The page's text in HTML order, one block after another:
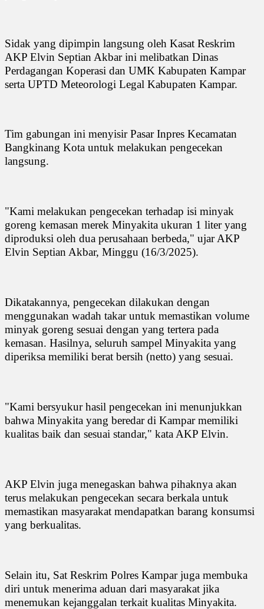
Sidak yang dipimpin langsung oleh Kasat Reskrim
AKP Elvin Septian Akbar ini melibatkan Dinas
Perdagangan Koperasi dan UMK Kabupaten Kampar
serta UPTD Meteorologi Legal Kabupaten Kampar.
Tim gabungan ini menyisir Pasar Inpres Kecamatan
Bangkinang Kota untuk melakukan pengecekan
langsung.
"Kami melakukan pengecekan terhadap isi minyak
goreng kemasan merek Minyakita ukuran 1 liter yang
diproduksi oleh dua perusahaan berbeda," ujar AKP
Elvin Septian Akbar, Minggu (16/3/2025).
Dikatakannya, pengecekan dilakukan dengan
menggunakan wadah takar untuk memastikan volume
minyak goreng sesuai dengan yang tertera pada
kemasan. Hasilnya, seluruh sampel Minyakita yang
diperiksa memiliki berat bersih (netto) yang sesuai.
"Kami bersyukur hasil pengecekan ini menunjukkan
bahwa Minyakita yang beredar di Kampar memiliki
kualitas baik dan sesuai standar," kata AKP Elvin.
AKP Elvin juga menegaskan bahwa pihaknya akan
terus melakukan pengecekan secara berkala untuk
memastikan masyarakat mendapatkan barang konsumsi
yang berkualitas.
Selain itu, Sat Reskrim Polres Kampar juga membuka
diri untuk menerima aduan dari masyarakat jika
menemukan kejanggalan terkait kualitas Minyakita.